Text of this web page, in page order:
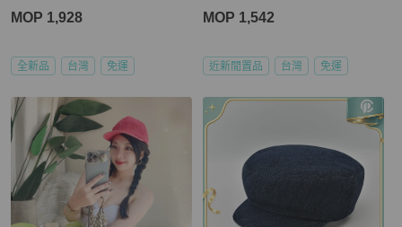
MOP 1,928
全新品 台灣 免運
MOP 1,542
近新閒置品 台灣 免運